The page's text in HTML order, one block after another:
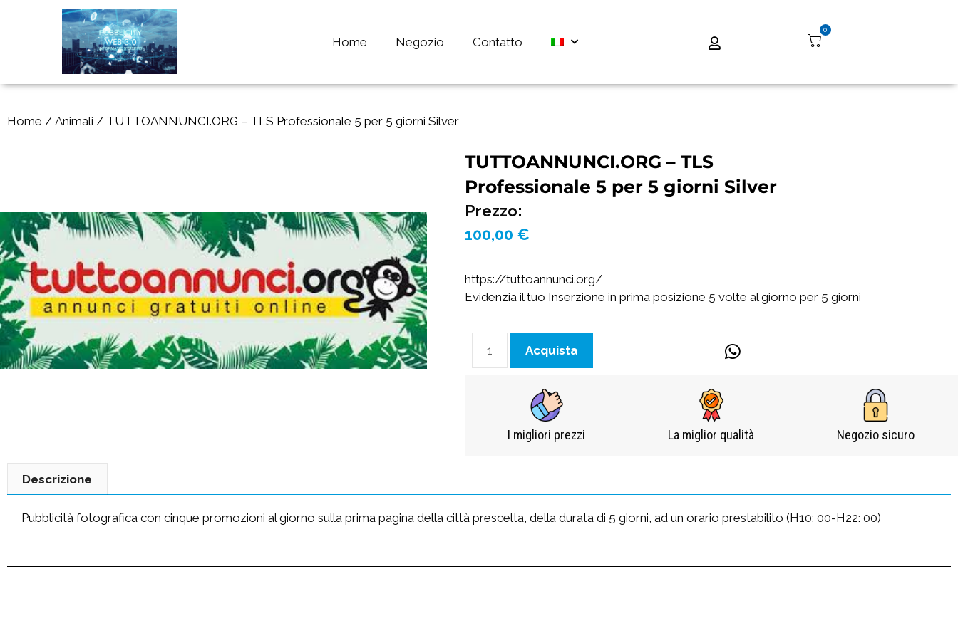
Home Negozio Contatto
0
Home / Animali / TUTTOANNUNCI.ORG – TLS Professionale 5 per 5 giorni Silver
TUTTOANNUNCI.ORG – TLS
Professionale 5 per 5 giorni Silver
Prezzo:
100,00 €
https://tuttoannunci.org/
Evidenzia il tuo Inserzione in prima posizione 5 volte al giorno per 5 giorni
Acquista
I migliori prezzi​ La miglior qualità Negozio sicuro​
Descrizione
Pubblicità fotografica con cinque promozioni al giorno sulla prima pagina della città prescelta, della durata di 5 giorni, ad un orario prestabilito (H10: 00-H22: 00)